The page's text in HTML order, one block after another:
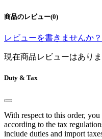
商品のレビュー(0)
レビューを書きませんか？
現在商品レビューはあり
Duty & Tax
With respect to this order,
according to the tax
include duties and import